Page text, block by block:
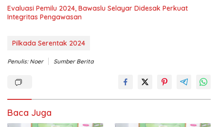
Evaluasi Pemilu 2024, Bawaslu Selayar Didesak Perkuat
Integritas Pengawasan
Pilkada Serentak 2024
Penulis: Noer Sumber Berita
Baca Juga